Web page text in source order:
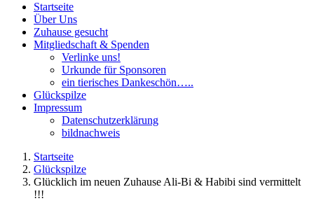
Startseite
Über Uns
Zuhause gesucht
Mitgliedschaft & Spenden
Verlinke uns!
Urkunde für Sponsoren
ein tierisches Dankeschön…..
Glückspilze
Impressum
Datenschutzerklärung
bildnachweis
Startseite
Glückspilze
Glücklich im neuen Zuhause Ali-Bi & Habibi sind vermittelt
!!!